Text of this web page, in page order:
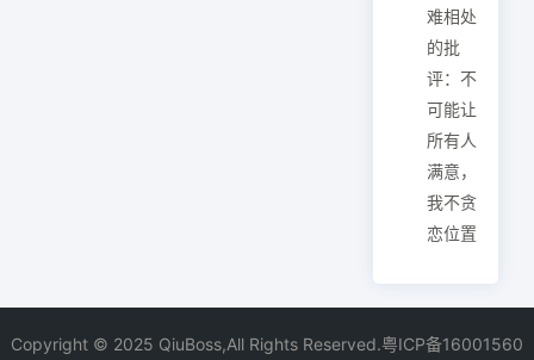
难相处
的批
评：不
可能让
所有人
满意，
我不贪
恋位置
Copyright © 2025 QiuBoss,All Rights Reserved.粤ICP备16001560